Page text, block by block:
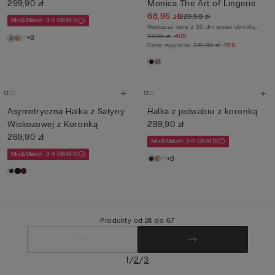
299,90 zł
Mix&Match: 3+1 GRATIS
+8
Monica The Art of Lingerie
68,95 zł229,90 zł
Najniższa cena z 30 dni przed obniżką:
114,95 zł -40%
Cena regularna:229,90 zł -70%
Asymetryczna Halka z Satyny
Wiskozowej z Koronką
269,90 zł
Mix&Match: 3+1 GRATIS
Halka z jedwabiu z koronką
299,90 zł
Mix&Match: 3+1 GRATIS
+8
Produkty od 24 do 67
1/2/3